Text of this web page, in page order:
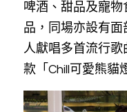
啤酒、甜品及寵
品，同場亦設有
人獻唱多首流行
款「Chill可愛熊貓